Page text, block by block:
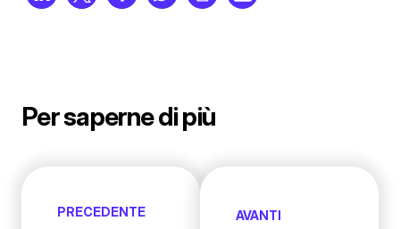
Per saperne di più
PRECEDENTE AVANTI